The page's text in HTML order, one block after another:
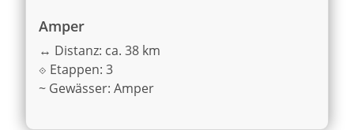
Amper
↔ Distanz: ca. 38 km
⟐ Etappen: 3
~ Gewässer: Amper